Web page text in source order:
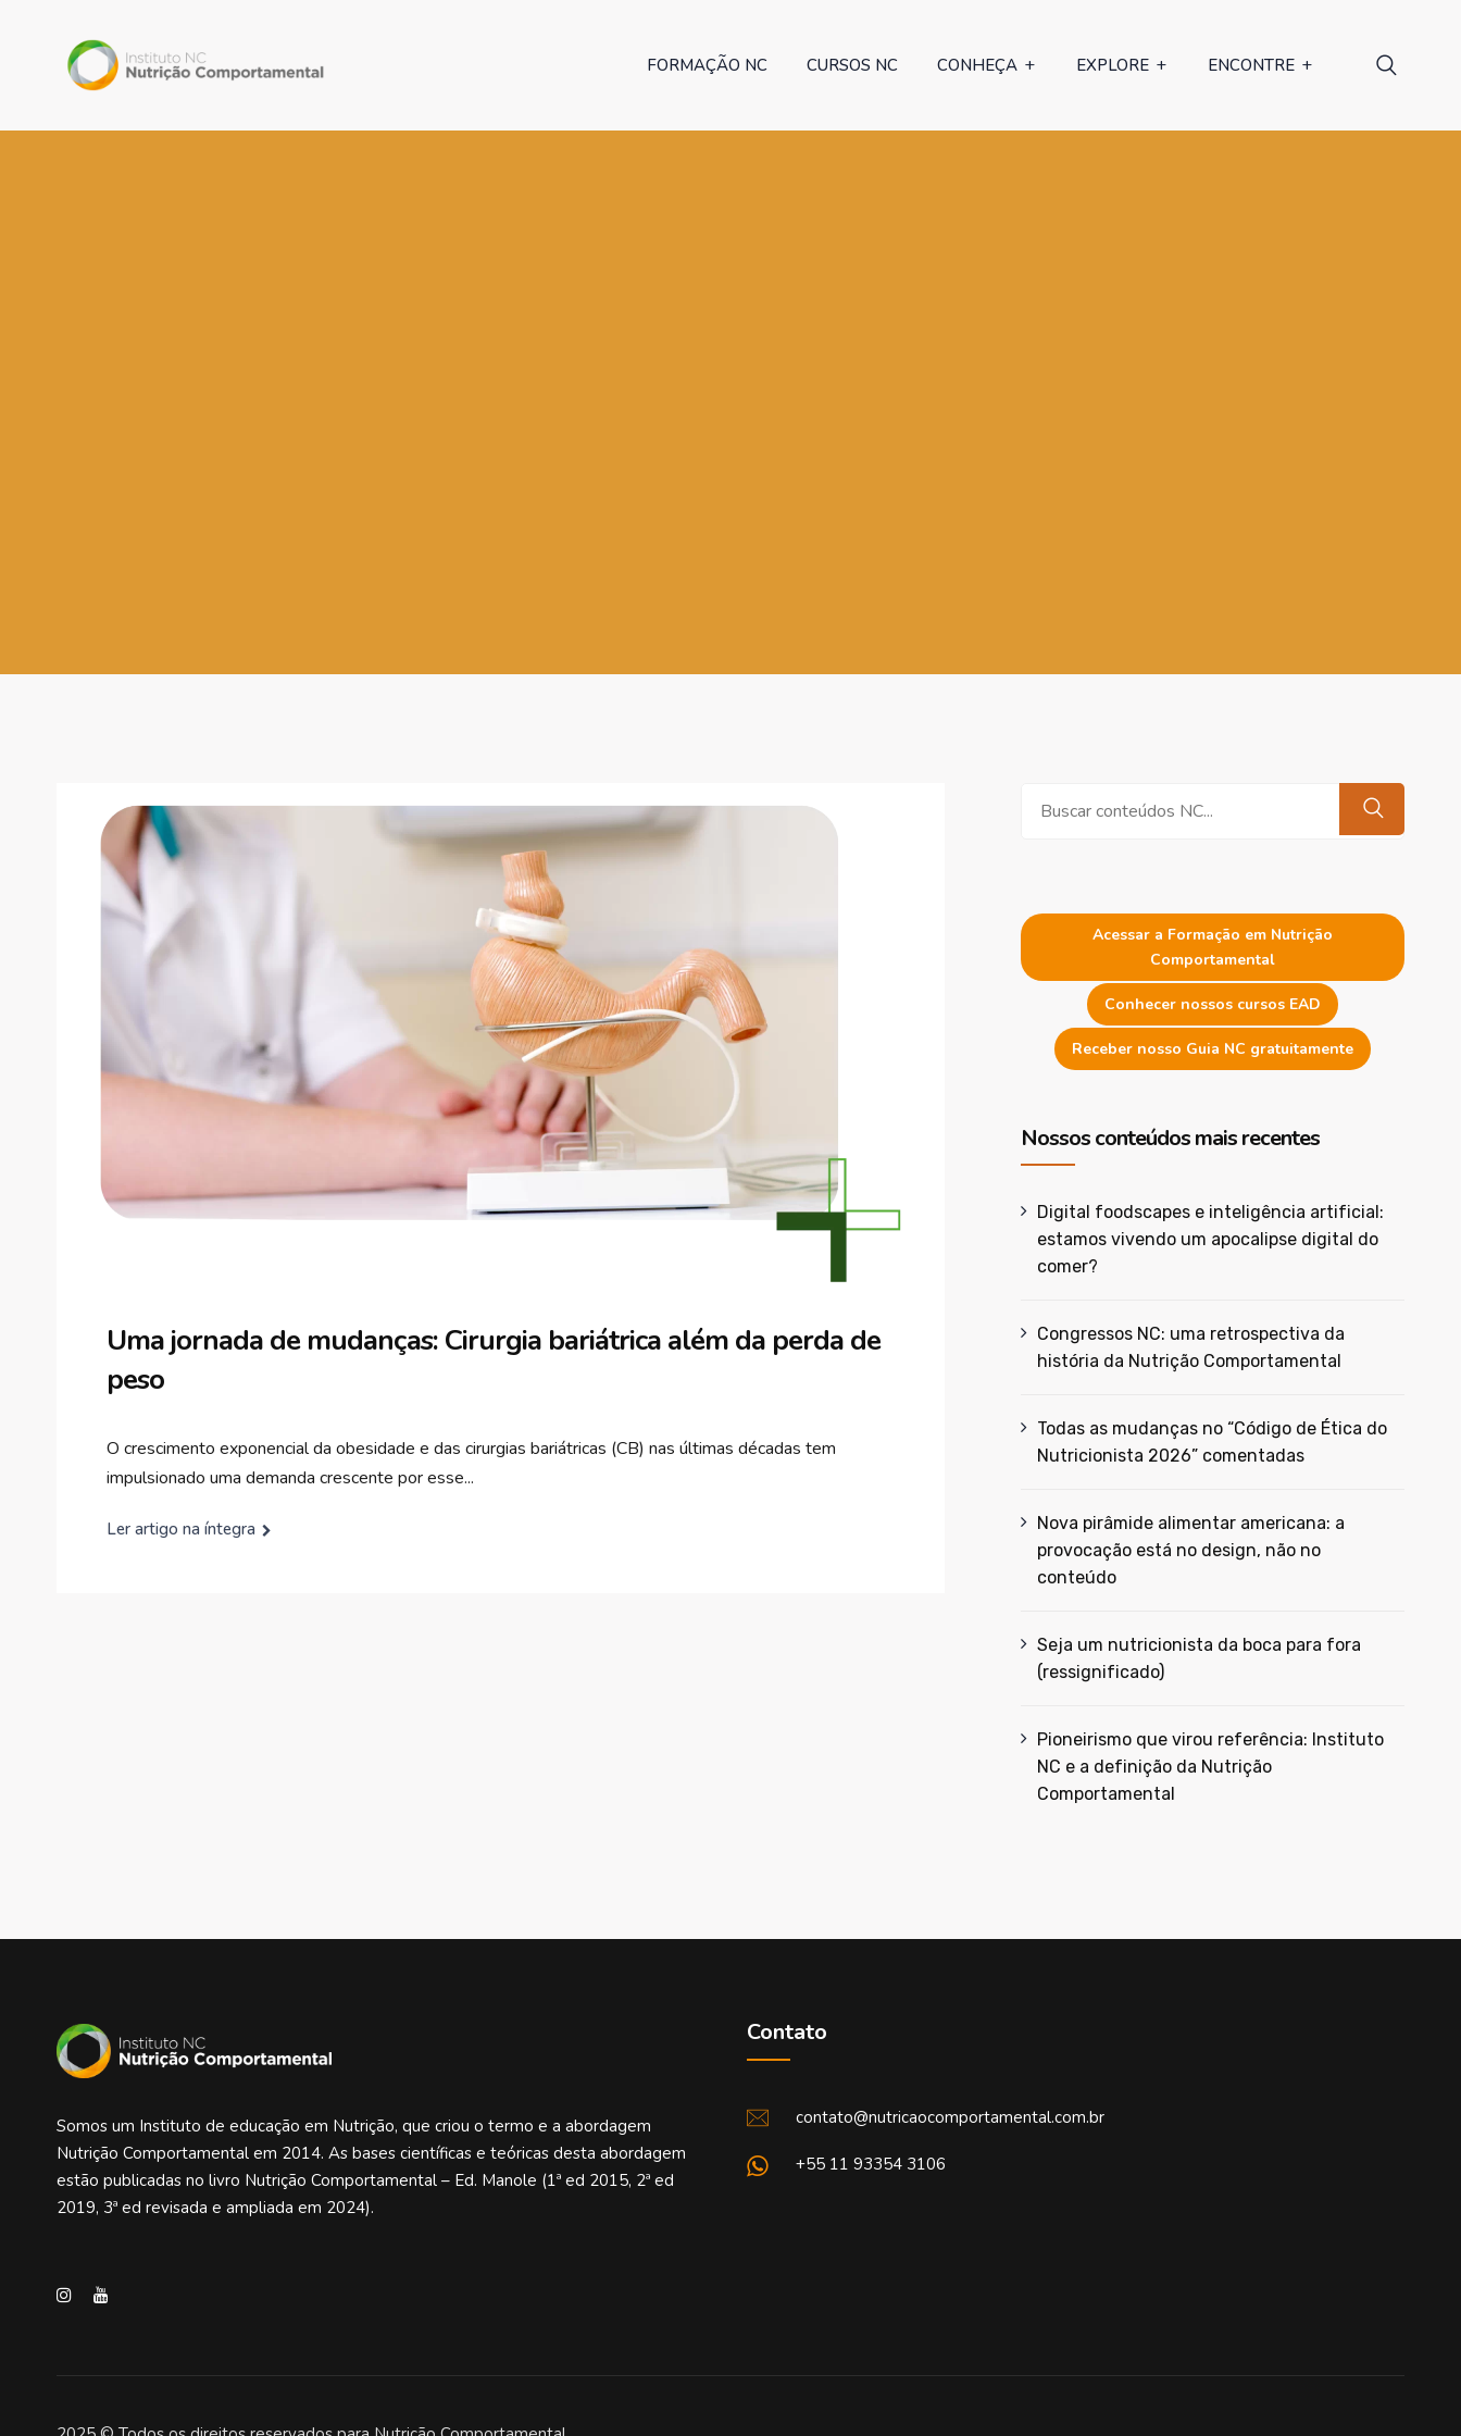
FORMAÇÃO NC CURSOS NC CONHEÇA EXPLORE ENCONTRE
Uma jornada de mudanças: Cirurgia bariátrica além da perda de
peso
O crescimento exponencial da obesidade e das cirurgias bariátricas (CB) nas últimas décadas tem
impulsionado uma demanda crescente por esse...
Ler artigo na íntegra
Acessar a Formação em Nutrição
Comportamental
Conhecer nossos cursos EAD
Receber nosso Guia NC gratuitamente
Nossos conteúdos mais recentes
Digital foodscapes e inteligência artificial:
estamos vivendo um apocalipse digital do
comer?
Congressos NC: uma retrospectiva da
história da Nutrição Comportamental
Todas as mudanças no “Código de Ética do
Nutricionista 2026” comentadas
Nova pirâmide alimentar americana: a
provocação está no design, não no
conteúdo
Seja um nutricionista da boca para fora
(ressignificado)
Pioneirismo que virou referência: Instituto
NC e a definição da Nutrição
Comportamental
Somos um Instituto de educação em Nutrição, que criou o termo e a abordagem
Nutrição Comportamental em 2014. As bases científicas e teóricas desta abordagem
estão publicadas no livro Nutrição Comportamental – Ed. Manole (1ª ed 2015, 2ª ed
2019, 3ª ed revisada e ampliada em 2024).
Contato
contato@nutricaocomportamental.com.br
+55 11 93354 3106